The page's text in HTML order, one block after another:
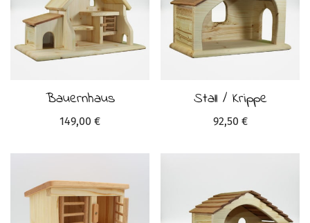
Bauernhaus
149,00 €
Stall / Krippe
92,50 €